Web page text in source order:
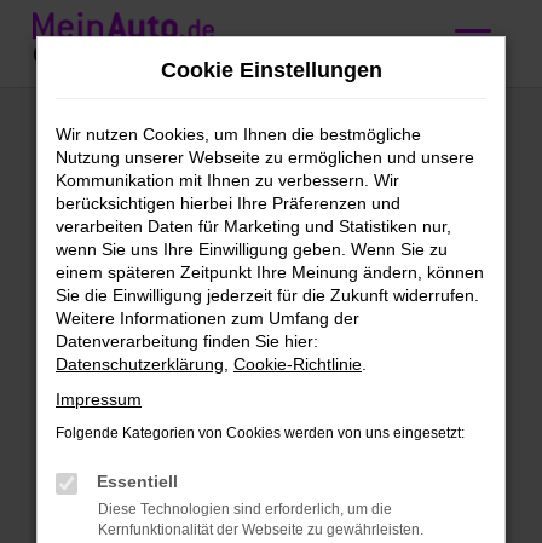
Zum
Hauptinhalt
Mercedes-Benz
Jahreswagen
kaufen mit
Lieferservice nach
Innsbruck
jung, gebraucht, für Innsbruck
Für deine Fahrten in und um Innsbruck
solltest du auf Qualität setzen.
Besonders günstig funktioniert dies mit
Cookie Einstellungen
Wir nutzen Cookies, um Ihnen die bestmögliche
Nutzung unserer Webseite zu ermöglichen und unsere
Kommunikation mit Ihnen zu verbessern. Wir
berücksichtigen hierbei Ihre Präferenzen und
verarbeiten Daten für Marketing und Statistiken nur,
wenn Sie uns Ihre Einwilligung geben. Wenn Sie zu
einem späteren Zeitpunkt Ihre Meinung ändern, können
Sie die Einwilligung jederzeit für die Zukunft widerrufen.
Weitere Informationen zum Umfang der
Datenverarbeitung finden Sie hier:
Datenschutzerklärung Cookie-Richtlinie
Impressum
Folgende Kategorien von Cookies werden von uns eingesetzt:
Essentiell
Diese Technologien sind erforderlich, um die
Kernfunktionalität der Webseite zu gewährleisten.